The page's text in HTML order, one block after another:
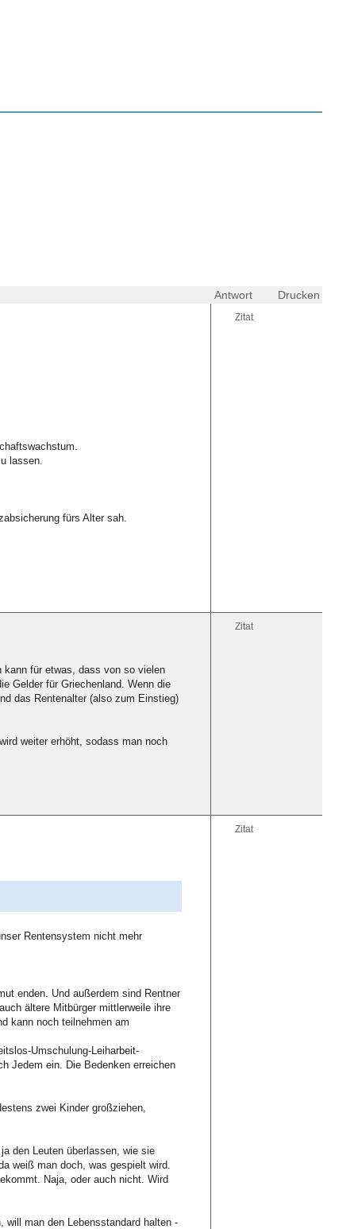
Antwort Drucken
Zitat
lassen.
fürs Alter sah.
Zitat
kann für etwas, dass von so vielen
Gelder für Griechenland. Wenn die
das Rentenalter (also zum Einstieg)
weiter erhöht, sodass man noch
Zitat
Rentensystem nicht mehr
enden. Und außerdem sind Rentner
ältere Mitbürger mittlerweile ihre
kann noch teilnehmen am
Umschulung-Leiharbeit-
Jedem ein. Die Bedenken erreichen
zwei Kinder großziehen,
den Leuten überlassen, wie sie
weiß man doch, was gespielt wird.
Naja, oder auch nicht. Wird
will man den Lebensstandard halten -